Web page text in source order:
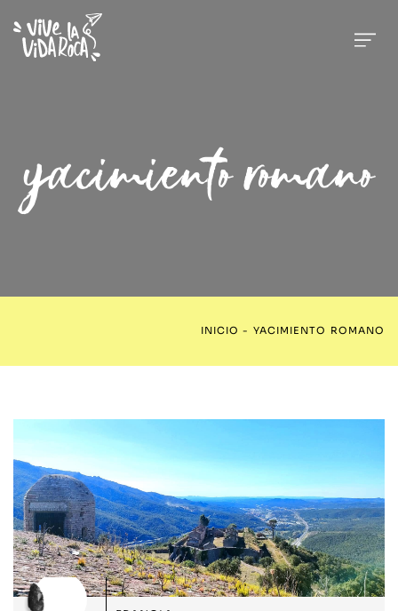
yacimiento romano
INICIO - YACIMIENTO ROMANO